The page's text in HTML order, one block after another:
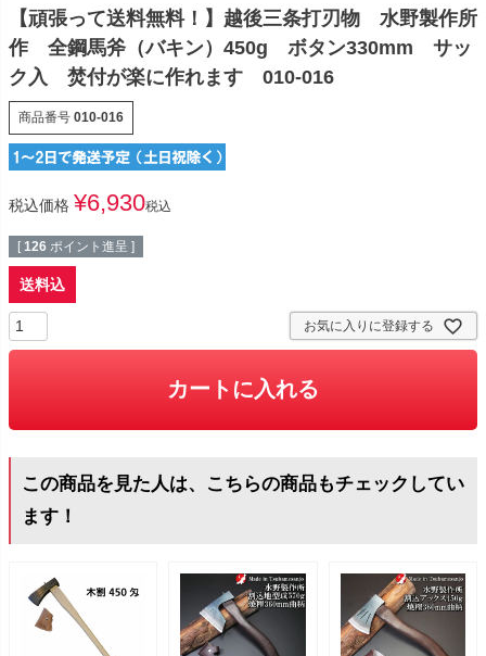
【頑張って送料無料！】越後三条打刃物 水野製作所
作 全鋼馬斧（バキン）450g ボタン330mm サッ
ク入 焚付が楽に作れます 010-016
商品番号 010-016
税込価格 ¥6,930税込
[ 126 ポイント進呈 ]
送料込
お気に入りに登録する
カートに入れる
この商品を見た人は、こちらの商品もチェックしてい
ます！